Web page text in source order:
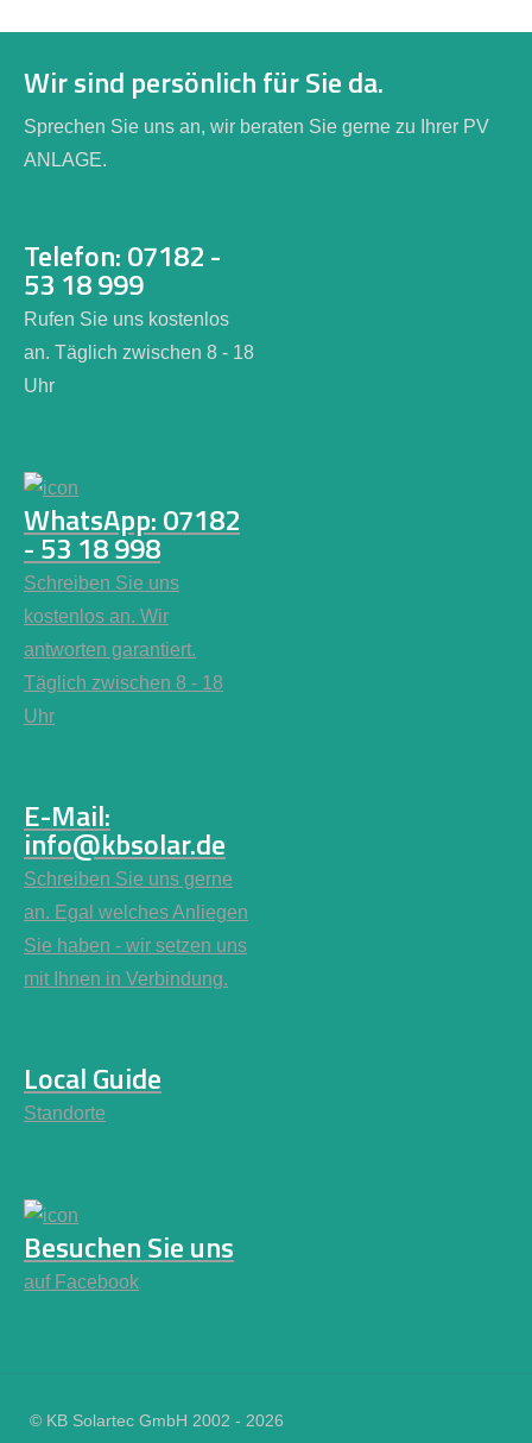
Wir sind persönlich für Sie da.
Sprechen Sie uns an, wir beraten Sie gerne zu Ihrer PV
ANLAGE.
Telefon: 07182 -
53 18 999
Rufen Sie uns kostenlos
an. Täglich zwischen 8 - 18
Uhr
WhatsApp: 07182
- 53 18 998
Schreiben Sie uns
kostenlos an. Wir
antworten garantiert.
Täglich zwischen 8 - 18
Uhr
E-Mail:
info@kbsolar.de
Schreiben Sie uns gerne
an. Egal welches Anliegen
Sie haben - wir setzen uns
mit Ihnen in Verbindung.
Local Guide
Standorte
Besuchen Sie uns
auf Facebook
© KB Solartec GmbH 2002 - 2026